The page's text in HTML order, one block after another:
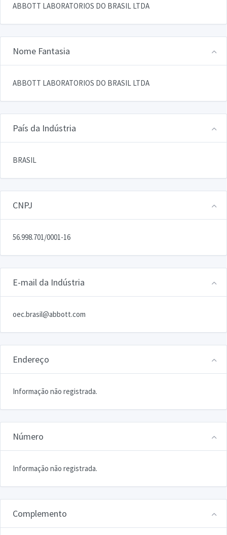
ABBOTT LABORATORIOS DO BRASIL LTDA
Nome Fantasia
ABBOTT LABORATORIOS DO BRASIL LTDA
País da Indústria
BRASIL
CNPJ
56.998.701/0001-16
E-mail da Indústria
oec.brasil@abbott.com
Endereço
Informação não registrada.
Número
Informação não registrada.
Complemento